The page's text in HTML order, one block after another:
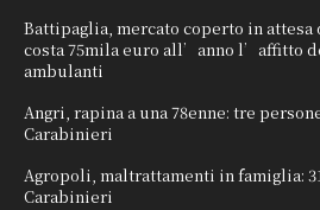
Battipaglia, mercato coperto in attesa
costa 75mila euro all’anno l’affitto
ambulanti
Angri, rapina a una 78enne: tre
Carabinieri
Agropoli, maltrattamenti in famiglia:
Carabinieri